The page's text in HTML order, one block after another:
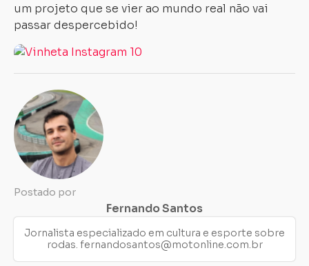
um projeto que se vier ao mundo real não vai
passar despercebido!
Postado por
Fernando Santos
Jornalista especializado em cultura e esporte sobre
rodas. fernandosantos@motonline.com.br